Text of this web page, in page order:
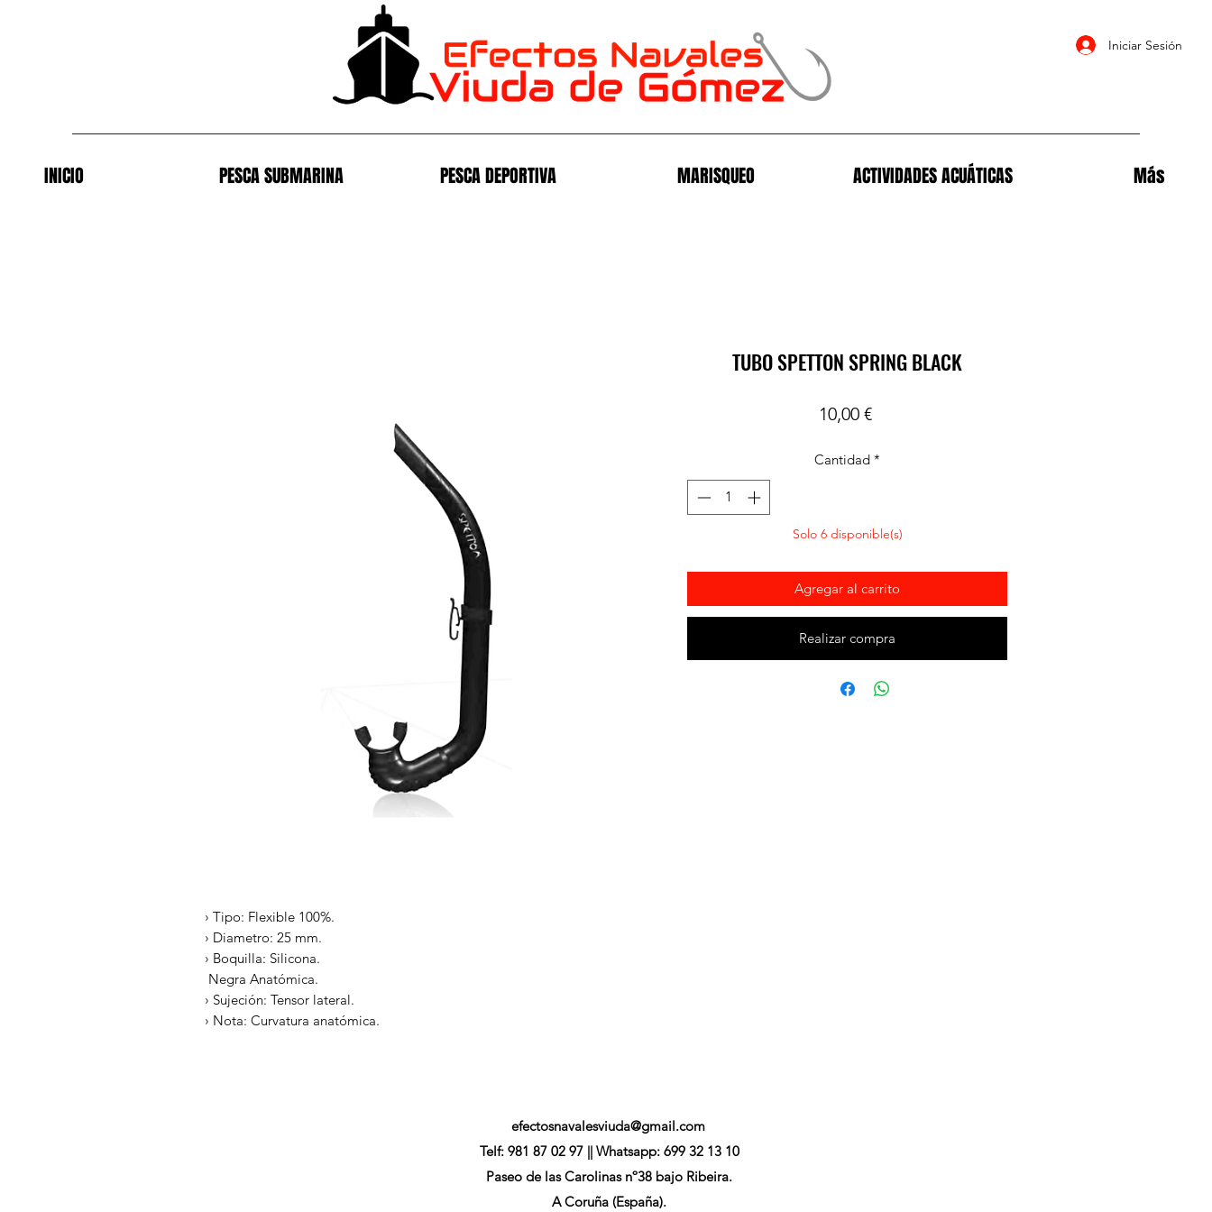
Iniciar Sesión
INICIO PESCA SUBMARINA PESCA DEPORTIVA MARISQUEO ACTIVIDADES ACUÁTICAS Más
› Tipo: Flexible 100%.
› Diametro: 25 mm.
› Boquilla: Silicona.
Negra Anatómica.
› Sujeción: Tensor lateral.
› Nota: Curvatura anatómica.
TUBO SPETTON SPRING BLACK
10,00 €Precio
Cantidad *
Solo 6 disponible(s)
Agregar al carrito
Realizar compra
efectosnavalesviuda@gmail.com
Telf: 981 87 02 97 || Whatsapp: 699 32 13 10
Paseo de las Carolinas nº38 bajo Ribeira.
A Coruña (España).